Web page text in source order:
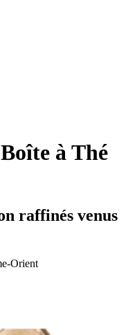
Boîte à Thé
raffinés venus
Orient